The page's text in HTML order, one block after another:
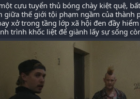
cựu tuyển thủ bóng chày kiệt quệ,
giữa thế giới tội phạm ngầm của thành
xở trong tầng lớp xã hội đen đầy
trình khốc liệt để giành lấy sự sống